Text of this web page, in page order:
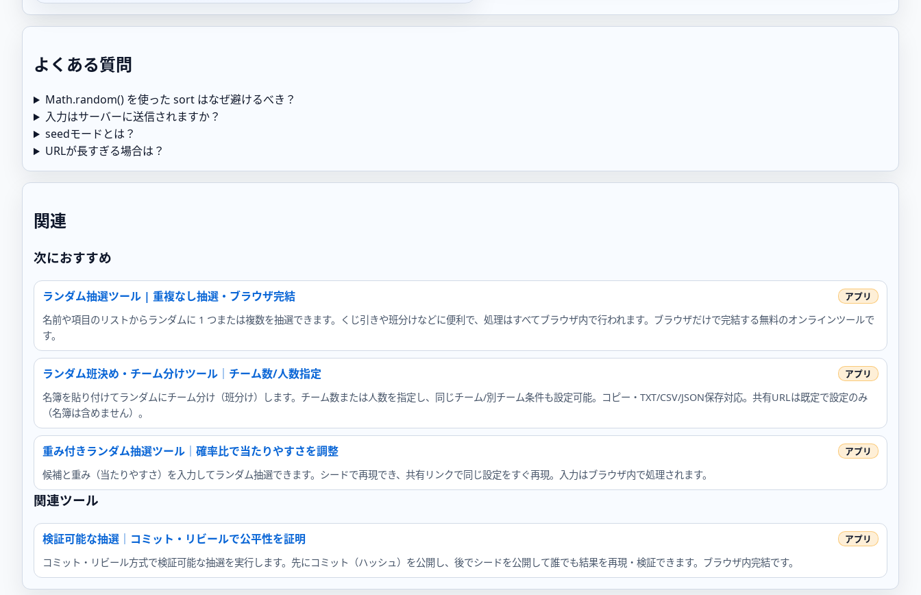
よくある質問
Math.random() を使った sort はなぜ避けるべき？
入力はサーバーに送信されますか？
seedモードとは？
URLが長すぎる場合は？
関連
次におすすめ
ランダム抽選ツール | 重複なし抽選・ブラウザ完結
名前や項目のリストからランダムに 1 つまたは複数を抽選できます。くじ引きや班分けなどに便利で、処理はすべてブラウザ内で行われます。ブラウザだけで完結する無料のオンラインツールで
す。
ランダム班決め・チーム分けツール｜チーム数/人数指定
名簿を貼り付けてランダムにチーム分け（班分け）します。チーム数または人数を指定し、同じチーム/別チーム条件も設定可能。コピー・TXT/CSV/JSON保存対応。共有URLは既定で設定のみ
（名簿は含めません）。
重み付きランダム抽選ツール｜確率比で当たりやすさを調整
候補と重み（当たりやすさ）を入力してランダム抽選できます。シードで再現でき、共有リンクで同じ設定をすぐ再現。入力はブラウザ内で処理されます。
関連ツール
検証可能な抽選｜コミット・リビールで公平性を証明
コミット・リビール方式で検証可能な抽選を実行します。先にコミット（ハッシュ）を公開し、後でシードを公開して誰でも結果を再現・検証できます。ブラウザ内完結です。